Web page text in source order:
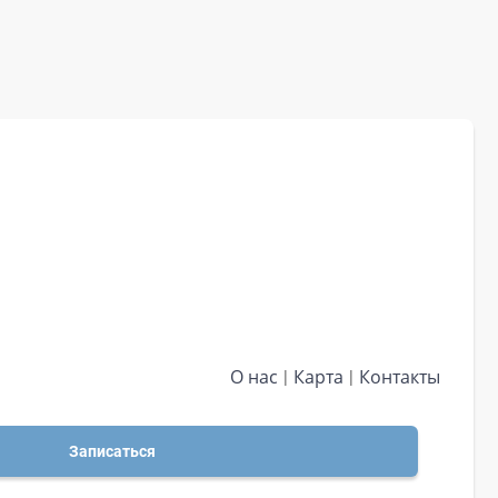
О нас Карта Контакты
Записаться